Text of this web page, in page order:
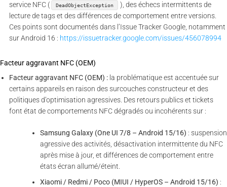
service NFC (
DeadObjectException
), des échecs intermittents de
lecture de tags et des différences de comportement entre versions.
Ces points sont documentés dans l’Issue Tracker Google, notamment
sur Android 16 : https://issuetracker.google.com/issues/456078994
Facteur aggravant NFC (OEM)
Facteur aggravant NFC (OEM) : la problématique est accentuée sur
certains appareils en raison des surcouches constructeur et des
politiques d’optimisation agressives. Des retours publics et tickets
font état de comportements NFC dégradés ou incohérents sur :
Samsung Galaxy (One UI 7/8 – Android 15/16) : suspension
agressive des activités, désactivation intermittente du NFC
après mise à jour, et différences de comportement entre
états écran allumé/éteint.
Xiaomi / Redmi / Poco (MIUI / HyperOS – Android 15/16) :